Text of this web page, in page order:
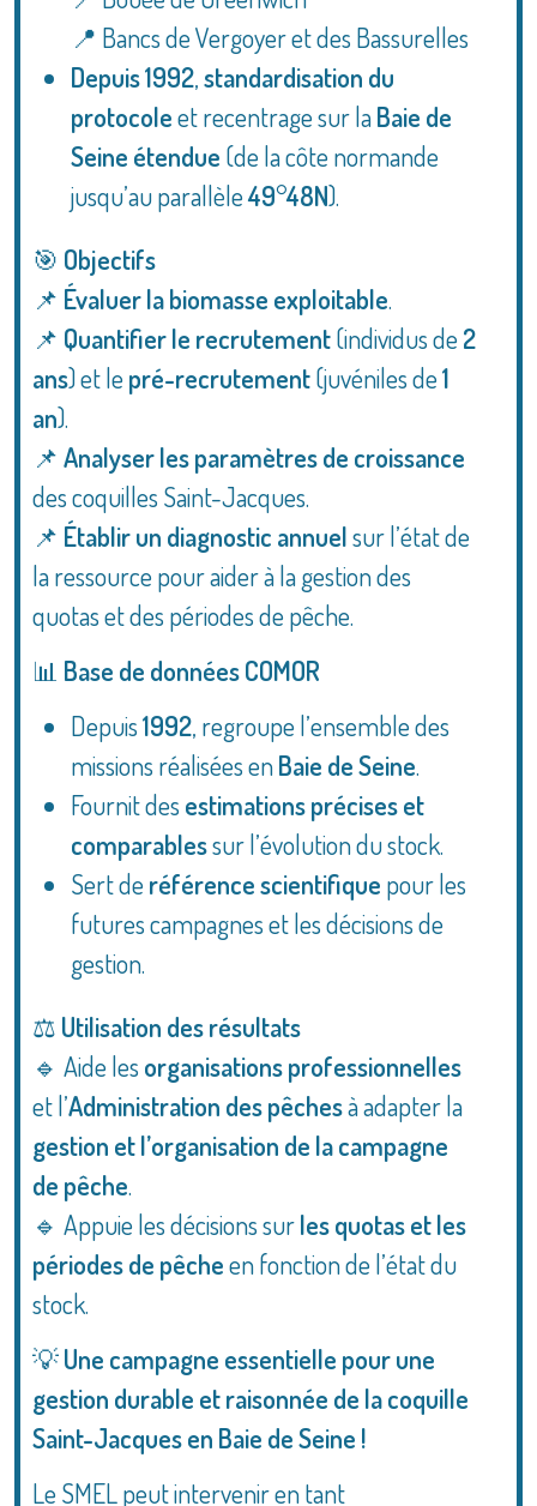
📍 Bancs de Vergoyer et des Bassurelles
Depuis 1992,standardisation du
protocoleet recentrage sur laBaie de
Seine étendue (de la côte normande
jusqu’au parallèle49°48N).
🎯 Objectifs
📌 Évaluer la biomasse exploitable.
📌 Quantifier le recrutement(individus de 2
ans) et le pré-recrutement(juvéniles de1
an).
📌 Analyser les paramètres de croissance
des coquilles Saint-Jacques.
📌 Établir un diagnostic annuelsur l’état de
la ressource pour aider à la gestion des
quotas et des périodes de pêche.
📊 Base de données COMOR
Depuis1992, regroupe l’ensemble des
missions réalisées enBaie de Seine.
Fournit des estimations précises et
comparablessur l’évolution du stock.
Sert de référence scientifique pour les
futures campagnes et les décisions de
gestion.
⚖️ Utilisation des résultats
🔹 Aide les organisations professionnelles
et l’Administration des pêchesà adapter la
gestion et l’organisation de la campagne
de pêche.
🔹 Appuie les décisions surles quotas et les
périodes de pêcheen fonction de l’état du
stock.
💡Une campagne essentielle pour une
gestion durable et raisonnée de la coquille
Saint-Jacques en Baie de Seine !
Le SMEL peut intervenir en tant